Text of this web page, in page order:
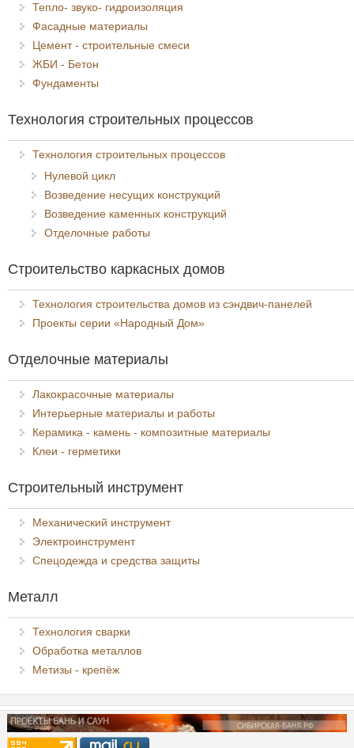
Тепло- звуко- гидроизоляция
Фасадные материалы
Цемент - строительные смеси
ЖБИ - Бетон
Фундаменты
Технология строительных процессов
Технология строительных процессов
Нулевой цикл
Возведение несущих конструкций
Возведение каменных конструкций
Отделочные работы
Строительство каркасных домов
Технология строительства домов из сэндвич-панелей
Проекты серии «Народный Дом»
Отделочные материалы
Лакокрасочные материалы
Интерьерные материалы и работы
Керамика - камень - композитные материалы
Клеи - герметики
Строительный инструмент
Механический инструмент
Электроинструмент
Спецодежда и средства защиты
Металл
Технология сварки
Обработка металлов
Метизы - крепёж